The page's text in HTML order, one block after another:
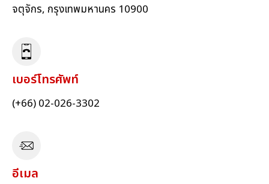
จตุจักร, กรุงเทพมหานคร 10900
เบอร์โทรศัพท์
(+66) 02-026-3302
อีเมล